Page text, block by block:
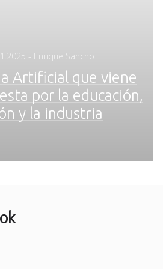
- Enrique Sancho
Artificial que viene
por la educación,
y la industria